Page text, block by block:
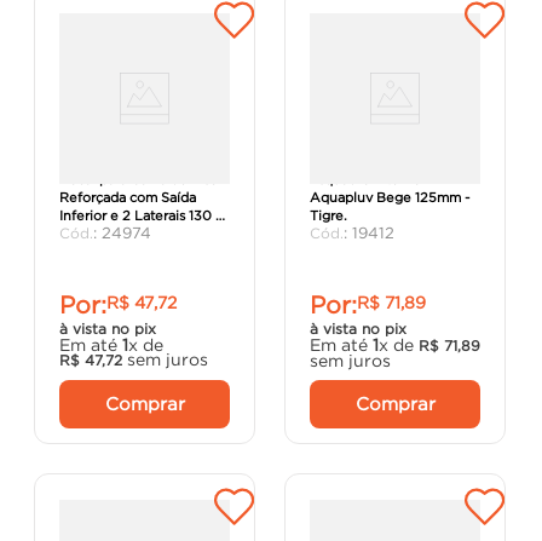
Reforçada com Saída
Inferior e 2 Laterais 130 x
148 x 75/75/75mm -
: 24974
Por:R$ 47,72
à vista no pix
Em até 1x de
R$ 47,72 sem juros
Comprar
Aquapluv Bege 125mm -
Tigre.
: 19412
Por:R$ 71,89
à vista no pix
Em até 1x de R$ 71,89
sem juros
Comprar